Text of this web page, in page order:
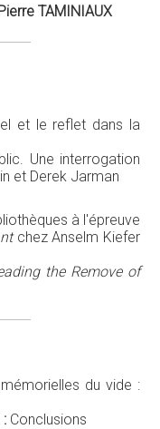
TAMINIAUX
et le reflet dans la
Une interrogation
et Derek Jarman
à l'épreuve
chez Anselm Kiefer
the Remove of
du vide :
Conclusions